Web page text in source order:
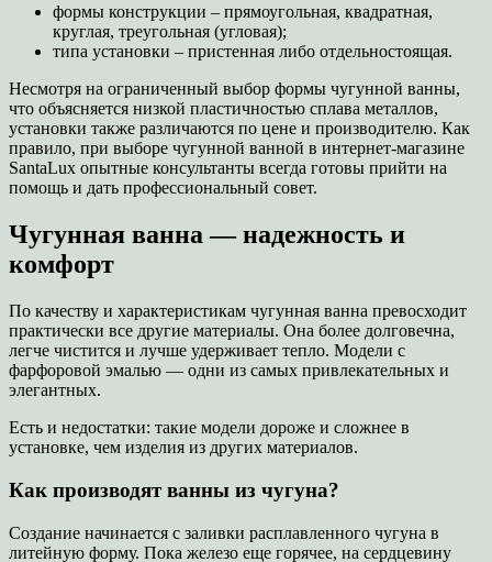
формы конструкции – прямоугольная, квадратная,
круглая, треугольная (угловая);
типа установки – пристенная либо отдельностоящая.
Несмотря на ограниченный выбор формы чугунной ванны,
что объясняется низкой пластичностью сплава металлов,
установки также различаются по цене и производителю. Как
правило, при выборе чугунной ванной в интернет-магазине
SantaLux опытные консультанты всегда готовы прийти на
помощь и дать профессиональный совет.
Чугунная ванна — надежность и
комфорт
По качеству и характеристикам чугунная ванна превосходит
практически все другие материалы. Она более долговечна,
легче чистится и лучше удерживает тепло. Модели с
фарфоровой эмалью — одни из самых привлекательных и
элегантных.
Есть и недостатки: такие модели дороже и сложнее в
установке, чем изделия из других материалов.
Как производят ванны из чугуна?
Создание начинается с заливки расплавленного чугуна в
литейную форму. Пока железо еще горячее, на сердцевину